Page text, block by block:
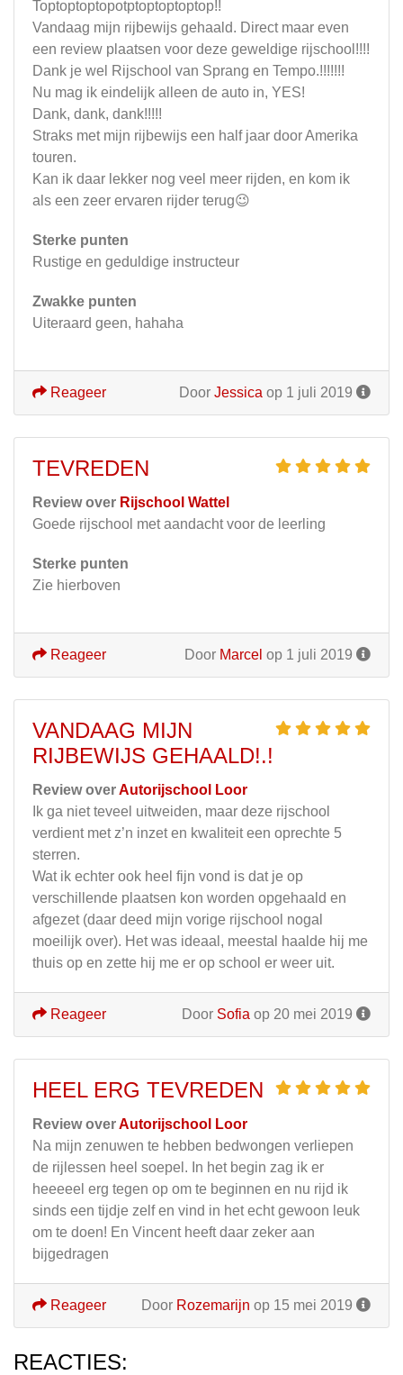
Toptoptoptopotptoptoptoptop!!
Vandaag mijn rijbewijs gehaald. Direct maar even
een review plaatsen voor deze geweldige rijschool!!!!
Dank je wel Rijschool van Sprang en Tempo.!!!!!!!
Nu mag ik eindelijk alleen de auto in, YES!
Dank, dank, dank!!!!!
Straks met mijn rijbewijs een half jaar door Amerika
touren.
Kan ik daar lekker nog veel meer rijden, en kom ik
als een zeer ervaren rijder terug😉
Sterke punten
Rustige en geduldige instructeur
Zwakke punten
Uiteraard geen, hahaha
Door Jessica op 1 juli 2019
Reageer
TEVREDEN
Review over Rijschool Wattel
Goede rijschool met aandacht voor de leerling
Sterke punten
Zie hierboven
Door Marcel op 1 juli 2019
Reageer
VANDAAG MIJN
RIJBEWIJS GEHAALD!.!
Review overAutorijschool Loor
Ik ga niet teveel uitweiden, maar deze rijschool
verdient met z’n inzet en kwaliteit een oprechte 5
sterren.
Wat ik echter ook heel fijn vond is dat je op
verschillende plaatsen kon worden opgehaald en
afgezet (daar deed mijn vorige rijschool nogal
moeilijk over). Het was ideaal, meestal haalde hij me
thuis op en zette hij me er op school er weer uit.
Door Sofia op 20 mei 2019
Reageer
HEEL ERG TEVREDEN
Review overAutorijschool Loor
Na mijn zenuwen te hebben bedwongen verliepen
de rijlessen heel soepel. In het begin zag ik er
heeeeel erg tegen op om te beginnen en nu rijd ik
sinds een tijdje zelf en vind in het echt gewoon leuk
om te doen! En Vincent heeft daar zeker aan
bijgedragen
Door Rozemarijn op 15 mei 2019
Reageer
REACTIES: